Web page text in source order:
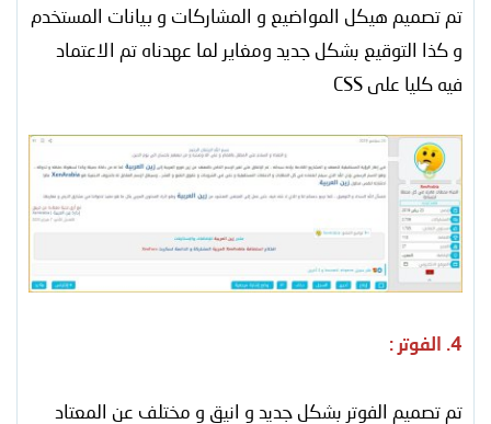
تم تصميم هيكل المواضيع و المشاركات و بيانات المستخدم
و كذا التوقيع بشكل جديد ومغاير لما عهدناه تم الاعتماد
فيه كليا على CSS
4. الفوتر :
تم تصميم الفوتر بشكل جديد و انيق و مختلف عن المعتاد